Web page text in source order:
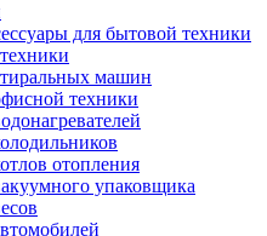
для бытовой техники
машин
техники
отопления
упаковщика